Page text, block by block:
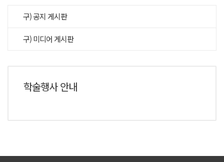
구) 공지 게시판
구) 미디어 게시판
학술행사 안내